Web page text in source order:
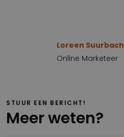
Loreen Suurbach
Online Marketeer
STUUR EEN BERICHT!
Meer weten?